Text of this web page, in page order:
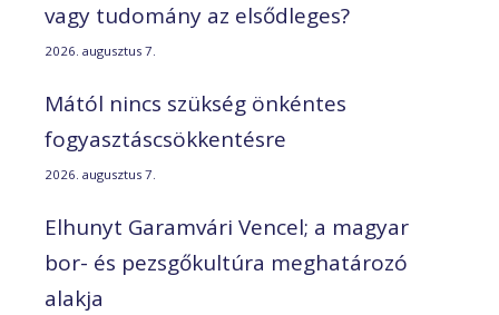
vagy tudomány az elsődleges?
2026. augusztus 7.
Mától nincs szükség önkéntes
fogyasztáscsökkentésre
2026. augusztus 7.
Elhunyt Garamvári Vencel; a magyar
bor- és pezsgőkultúra meghatározó
alakja